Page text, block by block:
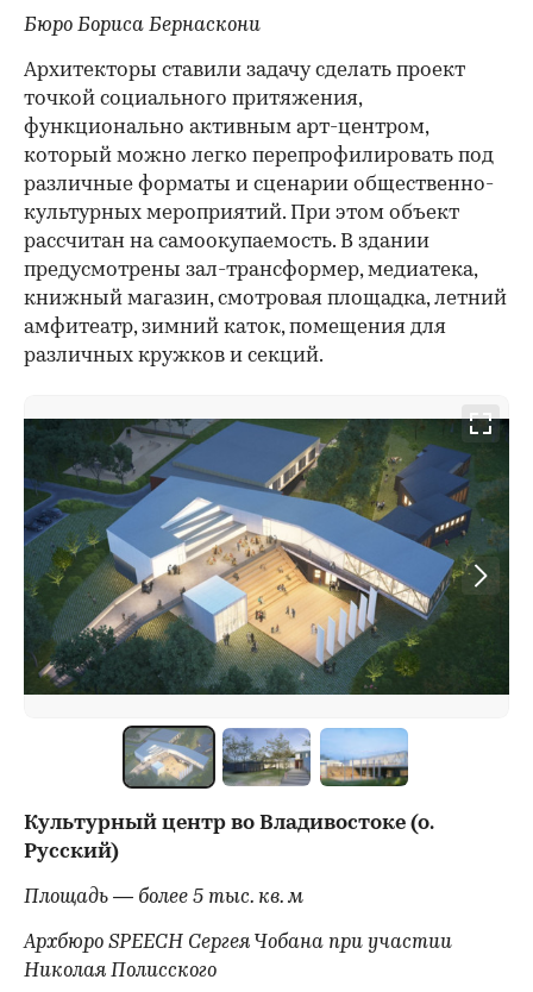
Бюро Бориса Бернаскони
Архитекторы ставили задачу сделать проект
точкой социального притяжения,
функционально активным арт-центром,
который можно легко перепрофилировать под
различные форматы и сценарии общественно-
культурных мероприятий. При этом объект
рассчитан на самоокупаемость. В здании
предусмотрены зал-трансформер, медиатека,
книжный магазин, смотровая площадка, летний
амфитеатр, зимний каток, помещения для
различных кружков и секций.
Культурный центр во Владивостоке (о.
Русский)
Площадь — более 5 тыс. кв. м
Архбюро SPEECH Сергея Чобана при участии
Николая Полисского